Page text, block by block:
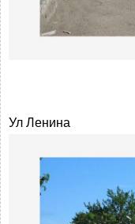
Ул Ленина